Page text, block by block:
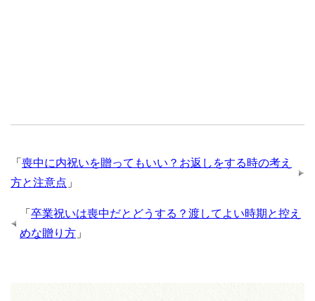
「 喪中に内祝いを贈ってもいい？お返しをする時の考え
方と注意点 」
「 卒業祝いは喪中だとどうする？渡してよい時期と控え
めな贈り方 」